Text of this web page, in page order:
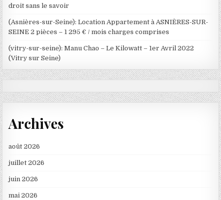
droit sans le savoir
(Asnières-sur-Seine): Location Appartement à ASNIÈRES-SUR-
SEINE 2 pièces – 1 295 € / mois charges comprises
(vitry-sur-seine): Manu Chao – Le Kilowatt – 1er Avril 2022
(Vitry sur Seine)
Archives
août 2026
juillet 2026
juin 2026
mai 2026